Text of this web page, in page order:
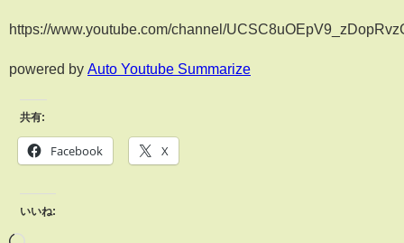
https://www.youtube.com/channel/
powered by Auto Youtube Summarize
共有:
Facebook X
いいね: